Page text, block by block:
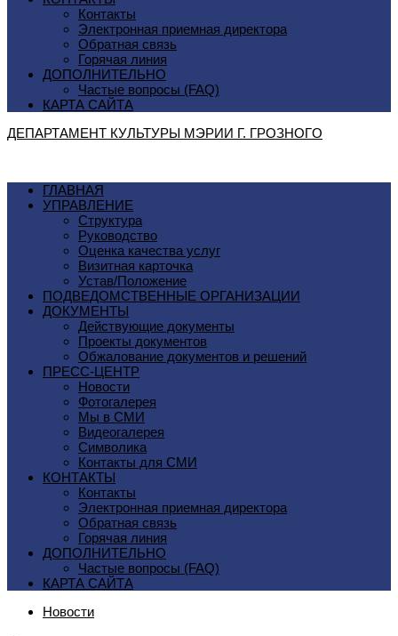
Контакты
Электронная приемная директора
Обратная связь
Горячая линия
ДОПОЛНИТЕЛЬНО
Частые вопросы (FAQ)
КАРТА САЙТА
ДЕПАРТАМЕНТ КУЛЬТУРЫ МЭРИИ Г. ГРОЗНОГO
ГЛАВНАЯ
УПРАВЛЕНИЕ
Структура
Руководство
Оценка качества услуг
Визитная карточка
Устав/Положение
ПОДВЕДОМСТВЕННЫЕ ОРГАНИЗАЦИИ
ДОКУМЕНТЫ
Действующие документы
Проекты документов
Обжалование документов и решений
ПРЕСС-ЦЕНТР
Новости
Фотогалерея
Мы в СМИ
Видеогалерея
Символика
Контакты для СМИ
КОНТАКТЫ
Контакты
Электронная приемная директора
Обратная связь
Горячая линия
ДОПОЛНИТЕЛЬНО
Частые вопросы (FAQ)
КАРТА САЙТА
Новости